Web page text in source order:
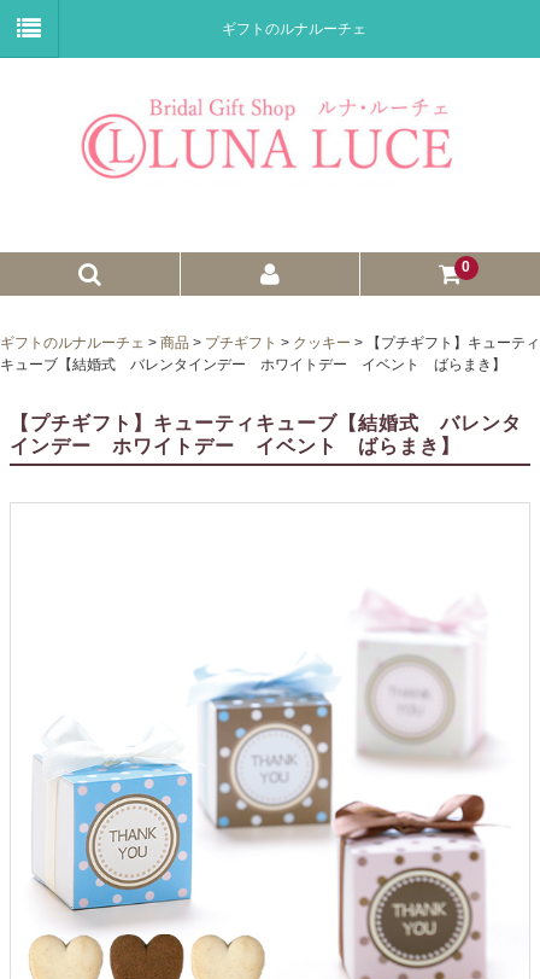
ギフトのルナルーチェ
0
プチギフト
ウェイトドール
子育て卒業証書
引出物ギフト
カタログギフト
ブライダルバッグ
演出用品
内祝い 出産祝い
ギフトのルナルーチェ > 商品 > プチギフト > クッキー >
【プチギフト】キューティ
キューブ【結婚式 バレンタインデー ホワイトデー イベント ばらまき】
【プチギフト】キューティキューブ【結婚式 バレンタ
インデー ホワイトデー イベント ばらまき】